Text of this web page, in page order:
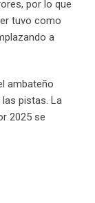
por lo que
tuvo como
a
ambateño
pistas. La
2025 se